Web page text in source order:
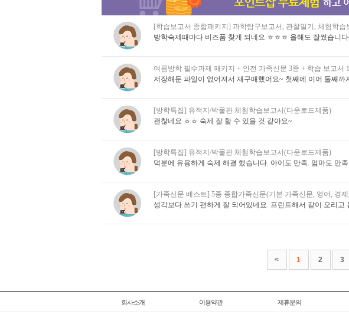
[학습보고서 종합패키지] 과학탐구보고서, 관찰일기, 체험학
방학숙제때마다 비즈폼 찾게 되네요 ㅎㅎㅎ 올해도 잘썼습니
여름방학 필수과제 패키지 + 안전 가족신문 3종 + 학습 보고서
저장해둔 파일이 없어져서 재구매했어요~ 첫째에 이어 둘째까
[방학특집] 유적지/박물관 체험학습보고서(다운로드제품)
괜찮네요 ㅎㅎ 숙제 잘 할 수 있을 것 같아요~
[방학특집] 유적지/박물관 체험학습보고서(다운로드제품)
덕분에 유용하게 숙제 해결 했습니다. 아이도 만족. 엄마도 만
[가족신문 베스트] 5종 종합가족신문(기본 가족신문, 영어, 경
생각보다 쓰기 편하게 잘 되어있네요. 프린트해서 같이 오리고
< 1 2 3
회사소개 이용약관 제휴문의